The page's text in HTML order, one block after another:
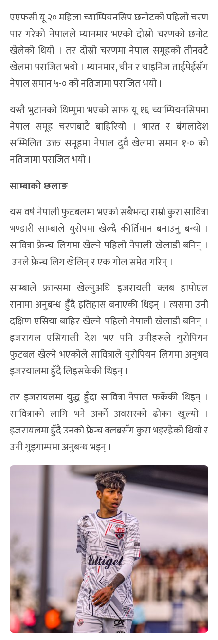
एएफसी यू २० महिला च्याम्पियनसिप छनोटको पहिलो चरण
पार गरेको नेपालले म्यानमार भएको दोस्रो चरणको छनोट
खेलेको थियो । तर दोस्रो चरणमा नेपाल समूहको तीनवटै
खेलमा पराजित भयो । म्यानमार, चीन र चाइनिज ताईपेईसँग
नेपाल समान ५-० को नतिजामा पराजित भयो ।
यस्तै भुटानको थिम्पुमा भएको साफ यू १६ च्याम्पियनसिपमा
नेपाल समूह चरणबाटै बाहिरियो । भारत र बंगलादेश
सम्मिलित उक्त समूहमा नेपाल दुवै खेलमा समान १-० को
नतिजामा पराजित भयो ।
साम्बाको छलाङ
यस वर्ष नेपाली फुटबलमा भएको सबैभन्दा राम्रो कुरा सावित्रा
भण्डारी साम्बाले युरोपमा खेल्दै कीर्तिमान बनाउनु बन्यो ।
सावित्रा फ्रेन्च लिगमा खेल्ने पहिलो नेपाली खेलाडी बनिन् ।
उनले फ्रेन्च लिग खेलिन् र एक गोल समेत गरिन् ।
साम्बाले फ्रान्समा खेल्नुअघि इजरायली क्लब हापोएल
रानामा अनुबन्ध हुँदै इतिहास बनाएकी थिइन् । त्यसमा उनी
दक्षिण एसिया बाहिर खेल्ने पहिलो नेपाली खेलाडी बनिन् ।
इजरायल एसियाली देश भए पनि उनीहरूले युरोपियन
फुटबल खेल्ने भएकोले सावित्राले युरोपियन लिगमा अनुभव
इजरयालमा हुँदै लिइसकेकी थिइन् ।
तर इजरायलमा युद्ध हुँदा सावित्रा नेपाल फर्केकी थिइन् ।
सावित्राको लागि भने अर्को अवसरको ढोका खुल्यो ।
इजरायलमा हुँदै उनको फ्रेन्च क्लबसँग कुरा भइरहेको थियो र
उनी गुइगाम्पमा अनुबन्ध भइन् ।